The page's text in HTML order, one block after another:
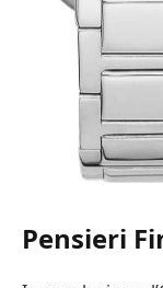
Pensieri